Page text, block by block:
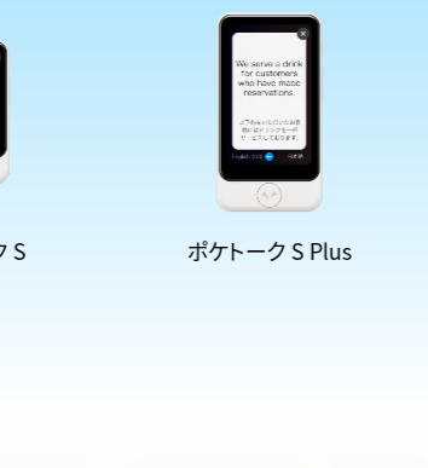
ポケトーク S Plus